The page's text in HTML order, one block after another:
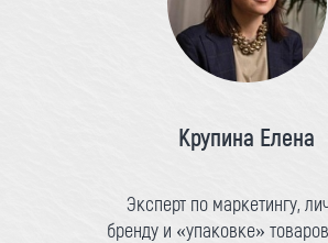
Крупина Елена
Эксперт по маркетингу,
бренду и «упаковке»